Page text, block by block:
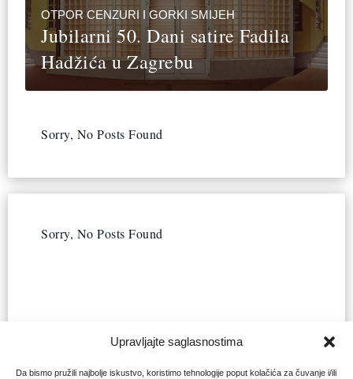
Upravljajte saglasnostima
Da bismo pružili najbolje iskustvo, koristimo tehnologije poput kolačića za čuvanje i/ili
OTPOR CENZURI I GORKI SMIJEH
Jubilarni 50. Dani satire Fadila
Hadžića u Zagrebu
Sorry, No Posts Found
Sorry, No Posts Found